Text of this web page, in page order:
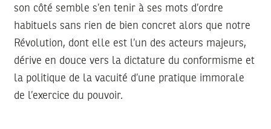
son côté semble s’en tenir à ses mots d’ordre
habituels sans rien de bien concret alors que notre
Révolution, dont elle est l’un des acteurs majeurs,
dérive en douce vers la dictature du conformisme et
la politique de la vacuité d’une pratique immorale
de l’exercice du pouvoir.